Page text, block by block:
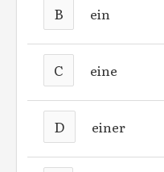
B ein
C eine
D einer